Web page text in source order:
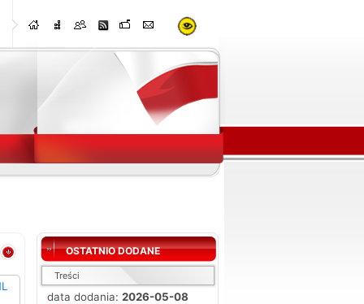
OSTATNIO DODANE
Treści
data dodania: 2026-05-08